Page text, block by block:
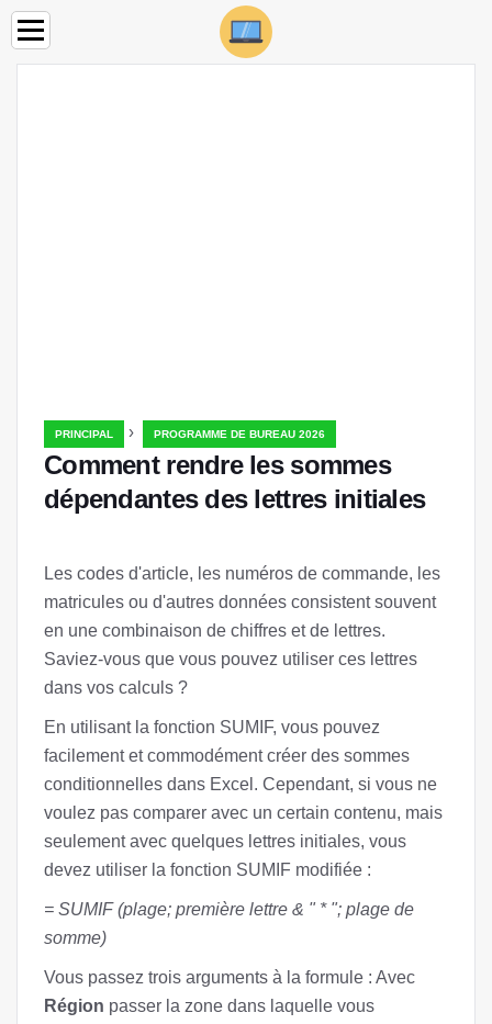
PRINCIPAL › PROGRAMME DE BUREAU 2026
Comment rendre les sommes
dépendantes des lettres initiales
Les codes d'article, les numéros de commande, les
matricules ou d'autres données consistent souvent
en une combinaison de chiffres et de lettres.
Saviez-vous que vous pouvez utiliser ces lettres
dans vos calculs ?
En utilisant la fonction SUMIF, vous pouvez
facilement et commodément créer des sommes
conditionnelles dans Excel. Cependant, si vous ne
voulez pas comparer avec un certain contenu, mais
seulement avec quelques lettres initiales, vous
devez utiliser la fonction SUMIF modifiée :
= SUMIF (plage; première lettre & ʺ * ʺ; plage de
somme)
Vous passez trois arguments à la formule : Avec
Région passer la zone dans laquelle vous